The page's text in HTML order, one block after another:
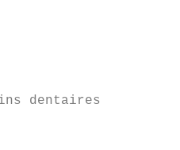
dentaires